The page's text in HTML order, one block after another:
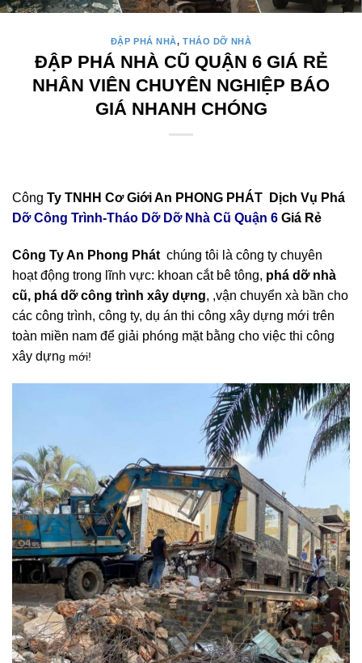
ĐẬP PHÁ NHÀ,THÁO DỠ NHÀ
ĐẬP PHÁ NHÀ CŨ QUẬN 6 GIÁ RẺ
NHÂN VIÊN CHUYÊN NGHIỆP BÁO
CôngTy TNHH Cơ Giới An PHONG PHÁT Dịch Vụ Phá
Công Ty An Phong Phátchúng tôi là công ty chuyên
hoạt động trong lĩnh vực: khoan cắt bê tông,phá dỡ nhà
cũ, phá dỡ công trình xây dựng, ,vận chuyển xà bần cho
các công trình, công ty, dụ án thi công xây dựng mới trên
toàn miền nam để giải phóng mặt bằng cho việc thi công